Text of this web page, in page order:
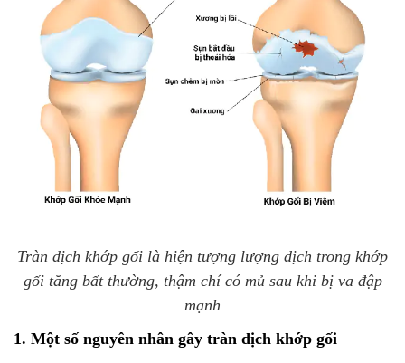
Tràn dịch khớp gối là hiện tượng lượng dịch trong khớp
gối tăng bất thường, thậm chí có mủ sau khi bị va đập
mạnh
1. Một số nguyên nhân gây tràn dịch khớp gối